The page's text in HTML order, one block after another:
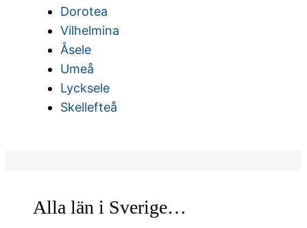
Dorotea
Vilhelmina
Åsele
Umeå
Lycksele
Skellefteå
Alla län i Sverige…